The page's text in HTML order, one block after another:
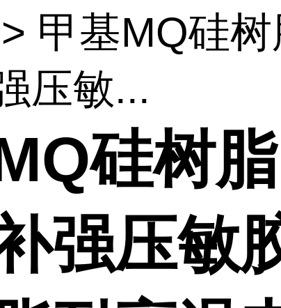
> 甲基MQ硅
压敏...
硅树
强压敏